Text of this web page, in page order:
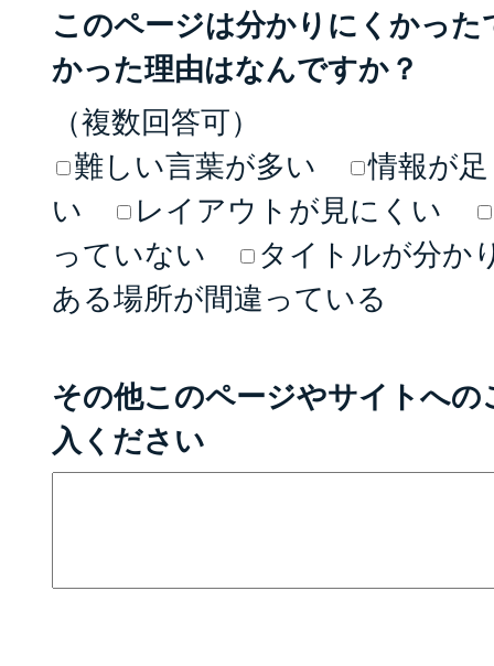
このページは分かりにくかっ
かった理由はなんですか？
（複数回答可）
難しい言葉が多い
情報が
い
レイアウトが見にくい
っていない
タイトルが分か
ある場所が間違っている
その他このページやサイトへ
入ください